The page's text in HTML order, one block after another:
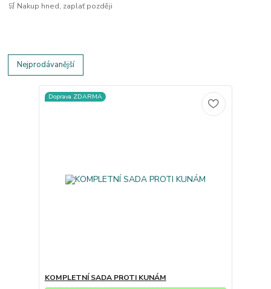
🛒 Nakup hned, zaplať později
Nejprodávanější
Doprava ZDARMA
KOMPLETNÍ SADA PROTI KUNÁM